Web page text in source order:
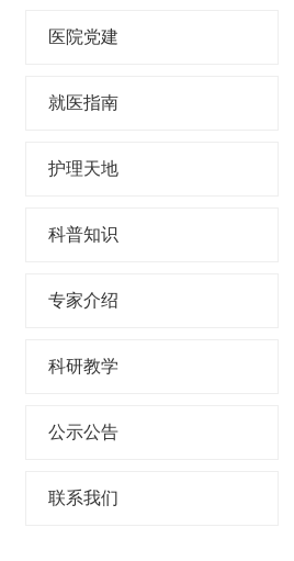
医院党建
就医指南
护理天地
科普知识
专家介绍
科研教学
公示公告
联系我们